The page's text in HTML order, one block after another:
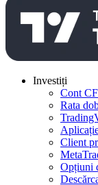
Investiți
Cont
Rata
Client
Opțiuni